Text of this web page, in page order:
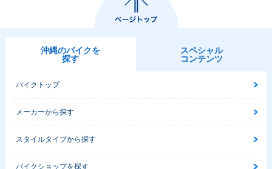
沖縄のバイクを
探す
スペシャル
コンテンツ
バイクトップ
メーカーから探す
スタイルタイプから探す
バイクショップを探す